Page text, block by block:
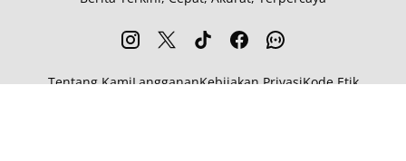
Tentang KamiLanggananKebijakan PrivasiKode Etik